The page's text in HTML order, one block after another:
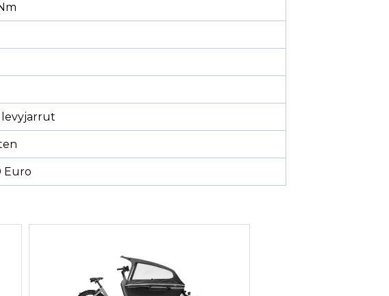
levyjarrut
Euro